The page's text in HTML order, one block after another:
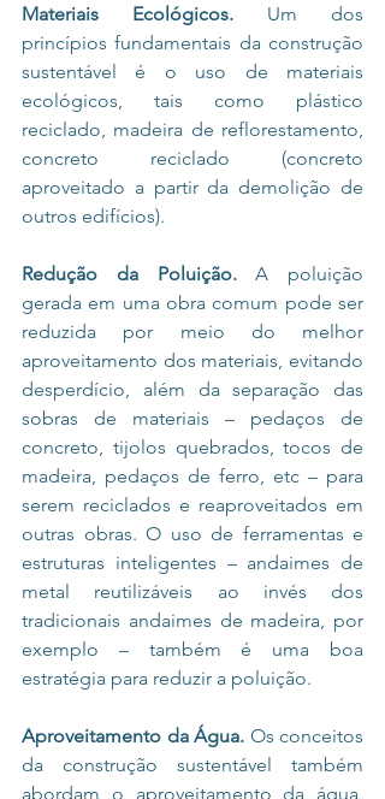
Materiais Ecológicos. Um dos
princípios fundamentais da construção
sustentável é o uso de materiais
ecológicos, tais como plástico
reciclado, madeira de reflorestamento,
concreto reciclado (concreto
aproveitado a partir da demolição de
outros edifícios).
Redução da Poluição. A poluição
gerada em uma obra comum pode ser
reduzida por meio do melhor
aproveitamento dos materiais, evitando
desperdício, além da separação das
sobras de materiais – pedaços de
concreto, tijolos quebrados, tocos de
madeira, pedaços de ferro, etc – para
serem reciclados e reaproveitados em
outras obras. O uso de ferramentas e
estruturas inteligentes – andaimes de
metal reutilizáveis ao invés dos
tradicionais andaimes de madeira, por
exemplo – também é uma boa
estratégia para reduzir a poluição.
Aproveitamento da Água. Os conceitos
da construção sustentável também
abordam o aproveitamento da água,